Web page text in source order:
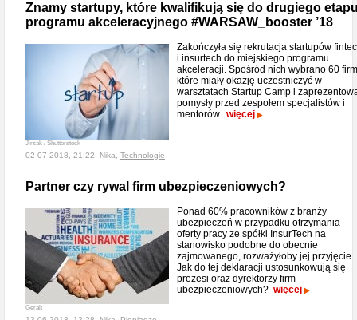
Znamy startupy, które kwalifikują się do drugiego
programu akceleracyjnego #WARSAW_booster ’18
Jirsak / Shutterstock
Zakończyła się rekrutacja startupów
i insurtech do miejskiego programu
akceleracji. Spośród nich wybrano 60
które miały okazję uczestniczyć w
warsztatach Startup Camp i
pomysły przed zespołem specjalistów i
mentorów. więcej
02-07-2018, 21:22, Nika, Technologie
Partner czy rywal firm ubezpieczeniowych?
Geralt
Ponad 60% pracowników z branży
ubezpieczeń w przypadku otrzymania
oferty pracy ze spółki InsurTech na
stanowisko podobne do obecnie
zajmowanego, rozważyłoby jej przyjęcie.
Jak do tej deklaracji ustosunkowują się
prezesi oraz dyrektorzy firm
ubezpieczeniowych? więcej